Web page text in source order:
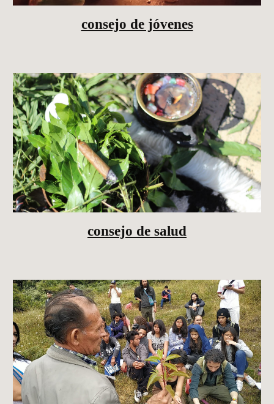
consejo de jóvenes
consejo de salud